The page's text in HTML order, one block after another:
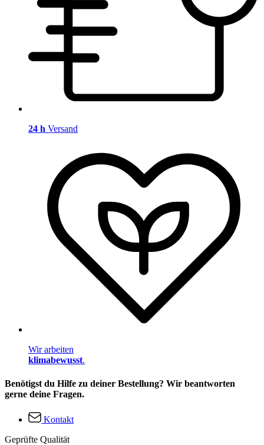
24 h Versand
Wir arbeiten
klimabewusst.
Benötigst du Hilfe zu deiner Bestellung? Wir beantworten
gerne deine Fragen.
Kontakt
Geprüfte Qualität